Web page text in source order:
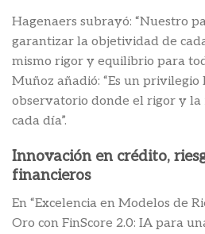
Hagenaers subrayó: “Nuestro
garantizar la objetividad de
mismo rigor y equilibrio para
Muñoz añadió: “Es un privilegio
observatorio donde el rigor y
cada día”.
Innovación en crédito,
financieros
En “Excelencia en Modelos de
Oro con FinScore 2.0: IA para